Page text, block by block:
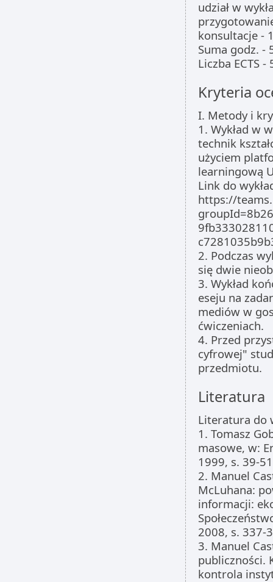
udział w
konsultacje -
Suma godz. -
Liczba ECTS
Kryteria
I. Metody i
1. Wykład w
technik
użyciem
learningową
Link do
https://
2. Podczas
się dwie
3. Wykład
eseju na
mediów w
ćwiczeniach.
4. Przed
cyfrowej"
przedmiotu.
Literatura
Literatura do
1. Tomasz
masowe, w:
1999, s. 39-
2. Manuel
McLuhana:
informacji:
2008, s. 337-
3. Manuel
publiczności.
kontrola